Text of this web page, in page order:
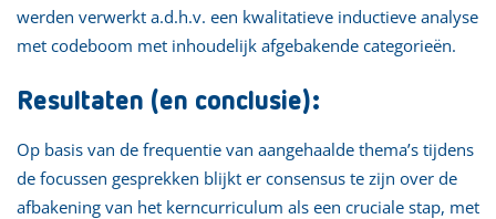
werden verwerkt a.d.h.v. een kwalitatieve inductieve analyse
met codeboom met inhoudelijk afgebakende categorieën.
Resultaten (en conclusie):
Op basis van de frequentie van aangehaalde thema’s tijdens
de focussen gesprekken blijkt er consensus te zijn over de
afbakening van het kerncurriculum als een cruciale stap, met